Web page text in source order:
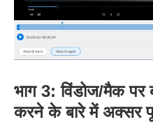
भाग 3: विंडोज/मैक पर
करने के बारे में अक्सर